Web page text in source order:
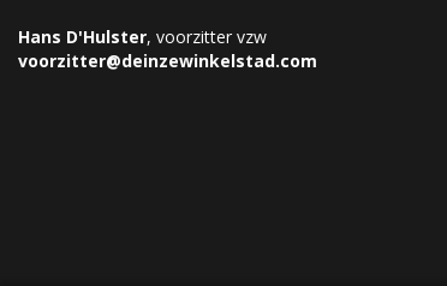
Hans D'Hulster, voorzitter vzw
voorzitter@deinzewinkelstad.com